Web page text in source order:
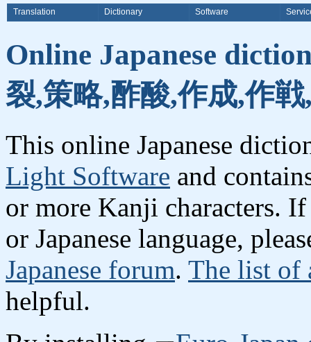
Translation Dictionary Software
Online Japanese
裂,策略,酢酸,作成,作
This online Japanese
Light Software and
or more Kanji characters.
or Japanese language,
Japanese forum. The list of
helpful.